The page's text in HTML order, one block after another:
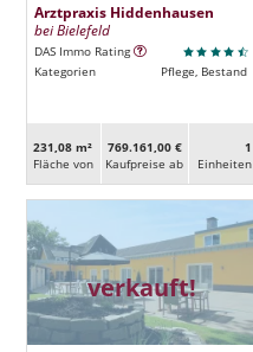
Arztpraxis Hiddenhausen
bei Bielefeld
DAS Immo Rating
Kategorien
Pflege, Bestand
231,08 m²
Fläche von
769.161,00 €
Kaufpreise ab
1
Ein­heiten
verkauft!